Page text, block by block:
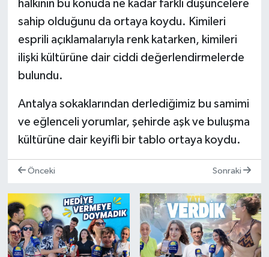
halkının bu konuda ne kadar farklı düşüncelere
sahip olduğunu da ortaya koydu. Kimileri
esprili açıklamalarıyla renk katarken, kimileri
ilişki kültürüne dair ciddi değerlendirmelerde
bulundu.
Antalya sokaklarından derlediğimiz bu samimi
ve eğlenceli yorumlar, şehirde aşk ve buluşma
kültürüne dair keyifli bir tablo ortaya koydu.
Önceki Sonraki